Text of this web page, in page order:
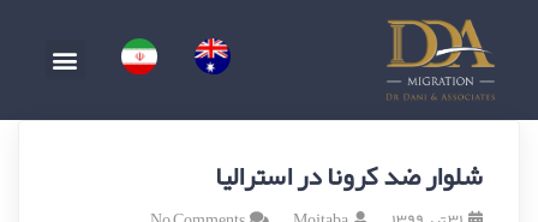
شلوار ضد کرونا در استرالیا